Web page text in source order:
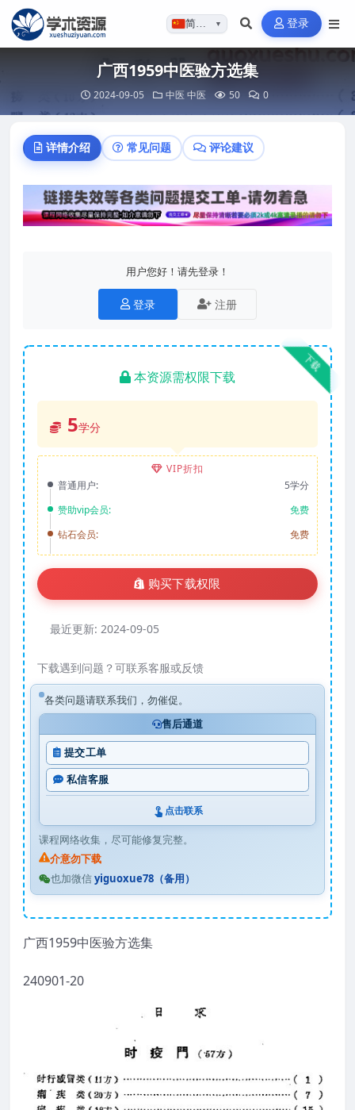
简体…▼ 登录
广西1959中医验方选集
2024-09-05 中医 中医 50 0
详情介绍 常见问题 评论建议
用户您好！请先登录！
登录 注册
下载
本资源需权限下载
5学分
VIP折扣
普通用户:
5学分
赞助vip会员:
免费
钻石会员:
免费
购买下载权限
最近更新: 2024-09-05
下载遇到问题？可联系客服或反馈
各类问题请联系我们，勿催促。
售后通道
提交工单
私信客服
点击联系
课程网络收集，尽可能修复完整。
介意勿下载
也加微信yiguoxue78（备用）
广西1959中医验方选集
240901-20